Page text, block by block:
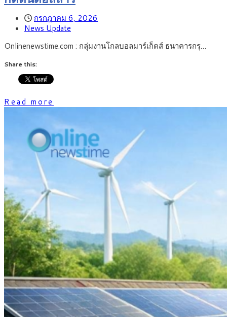
กรกฎาคม 6, 2026
News Update
Onlinenewstime.com : กลุ่มงานโกลบอลมาร์เก็ตส์ ธนาคารกรุ…
Share this:
Read more